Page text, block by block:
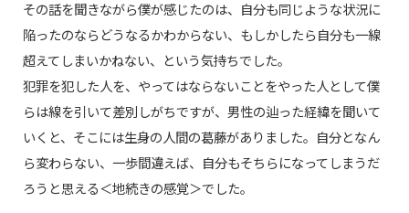
その話を聞きながら僕が感じたのは、自分も同じような状況に
陥ったのならどうなるかわからない、もしかしたら自分も一線
超えてしまいかねない、という気持ちでした。
犯罪を犯した人を、やってはならないことをやった人として僕
らは線を引いて差別しがちですが、男性の辿った経緯を聞いて
いくと、そこには生身の人間の葛藤がありました。自分となん
ら変わらない、一歩間違えば、自分もそちらになってしまうだ
ろうと思える＜地続きの感覚＞でした。